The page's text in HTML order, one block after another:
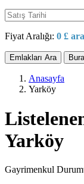
Fiyat Aralığı: 0 £
Emlakları Ara
Anasayfa
Yarköy
Yarköy
Gayrimenkul